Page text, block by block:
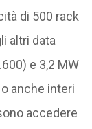
di 500 rack
altri data
e 3,2 MW
anche interi
accedere